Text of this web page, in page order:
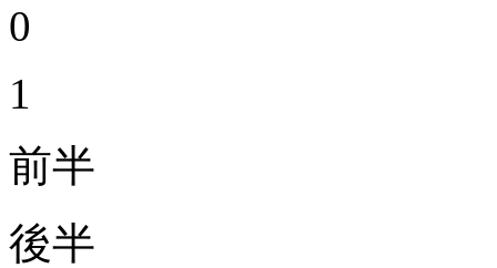
0
1
前半
後半